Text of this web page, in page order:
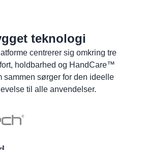
teknologi
centrerer sig omkring tre
holdbarhed og HandCare™
sammen sørger for den ideelle
til alle anvendelser.